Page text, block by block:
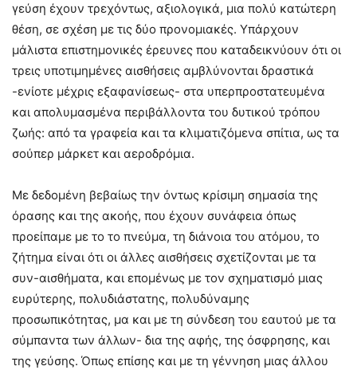
γεύση έχουν τρεχόντως, αξιολογικά, μια πολύ κατώτερη
θέση, σε σχέση με τις δύο προνομιακές. Υπάρχουν
μάλιστα επιστημονικές έρευνες που καταδεικνύουν ότι οι
τρεις υποτιμημένες αισθήσεις αμβλύνονται δραστικά
-ενίοτε μέχρις εξαφανίσεως- στα υπερπροστατευμένα
και απολυμασμένα περιβάλλοντα του δυτικού τρόπου
ζωής: από τα γραφεία και τα κλιματιζόμενα σπίτια, ως τα
σούπερ μάρκετ και αεροδρόμια.
Με δεδομένη βεβαίως την όντως κρίσιμη σημασία της
όρασης και της ακοής, που έχουν συνάφεια όπως
προείπαμε με το το πνεύμα, τη διάνοια του ατόμου, το
ζήτημα είναι ότι οι άλλες αισθήσεις σχετίζονται με τα
συν-αισθήματα, και επομένως με τον σχηματισμό μιας
ευρύτερης, πολυδιάστατης, πολυδύναμης
προσωπικότητας, μα και με τη σύνδεση του εαυτού με τα
σύμπαντα των άλλων- δια της αφής, της όσφρησης, και
της γεύσης. Όπως επίσης και με τη γέννηση μιας άλλου